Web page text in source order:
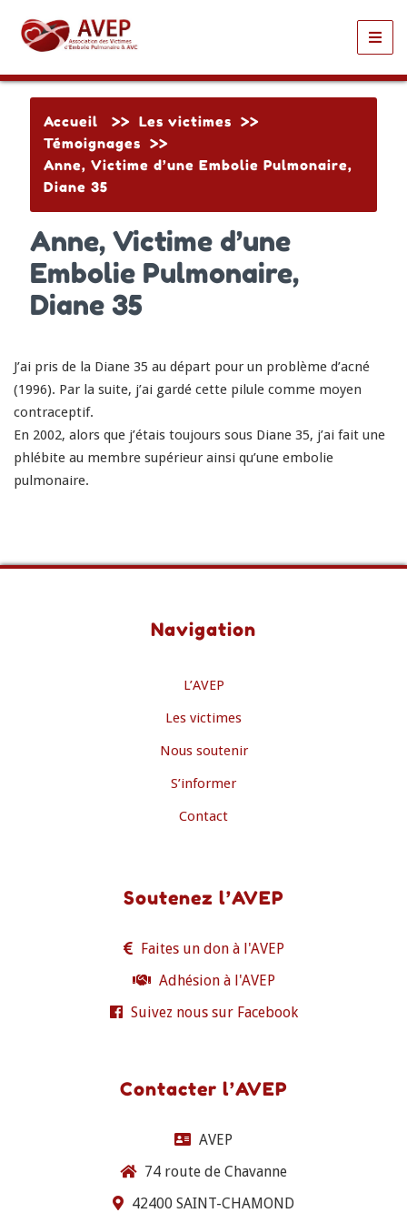
Accueil >> Les victimes >>
Témoignages >>
Anne, Victime d’une Embolie Pulmonaire,
Diane 35
Anne, Victime d’une
Embolie Pulmonaire,
Diane 35
J’ai pris de la Diane 35 au départ pour un problème d’acné
(1996). Par la suite, j’ai gardé cette pilule comme moyen
contraceptif.
En 2002, alors que j’étais toujours sous Diane 35, j’ai fait une
phlébite au membre supérieur ainsi qu’une embolie
pulmonaire.
Navigation
L’AVEP
Les victimes
Nous soutenir
S’informer
Contact
Soutenez l’AVEP
Faites un don à l'AVEP
Adhésion à l'AVEP
Suivez nous sur Facebook
Contacter l’AVEP
AVEP
74 route de Chavanne
42400 SAINT-CHAMOND